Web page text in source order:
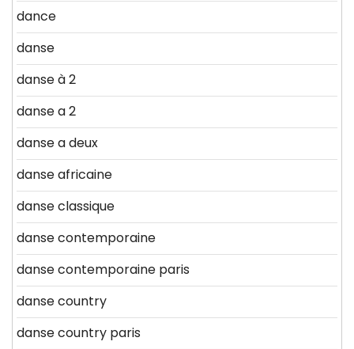
dance
danse
danse à 2
danse a 2
danse a deux
danse africaine
danse classique
danse contemporaine
danse contemporaine paris
danse country
danse country paris